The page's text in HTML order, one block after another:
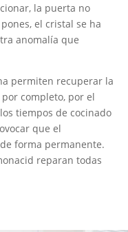
la puerta no
el cristal se ha
anomalía que
permiten recuperar la
completo, por el
tiempos de cocinado
que el
forma permanente.
reparan todas